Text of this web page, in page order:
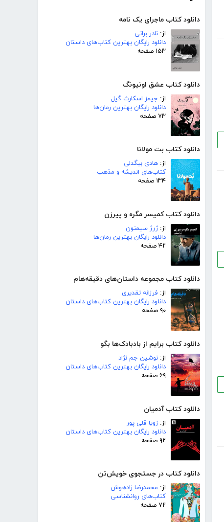
دانلود کتاب ماجرای یک نامه
از: نادر براتی
دانلود رایگان بهترین کتاب‌های داستان
۱۵۳ صفحه
دانلود کتاب عشق اونیونگ
از: جیمز اسکارث گیل
دانلود رایگان بهترین رمان‌ها
۷۳ صفحه
دانلود کتاب بت مولانا
از: هادی بیگدلی
کتاب‌های اندیشه و مذهب
۱۳۴ صفحه
دانلود کتاب کمیسر مگره و پیرزن
از:ژرژ سیمنون
دانلود رایگان بهترین رمان‌ها
۴۲ صفحه
دانلود کتاب مجموعه داستان‌های دقیقه‌هام
از: فرزانه تقدیری
دانلود رایگان بهترین کتاب‌های داستان
۹۰ صفحه
دانلود کتاب برایم از بادبادک‌ها بگو
از: نوشین جم نژاد
دانلود رایگان بهترین کتاب‌های داستان
۶۹ صفحه
دانلود کتاب آدمیان
از: زویا قلی پور
دانلود رایگان بهترین کتاب‌های داستان
۹۲ صفحه
دانلود کتاب در جستجوی خویش‌تن
از: محمدرضا زادهوش
کتاب‌های روانشناسی
۷۲ صفحه